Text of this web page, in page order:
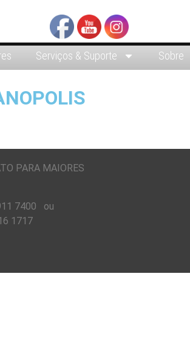
Serviços & Suporte Sobre
PARA MAIORES
7400 ou
1717